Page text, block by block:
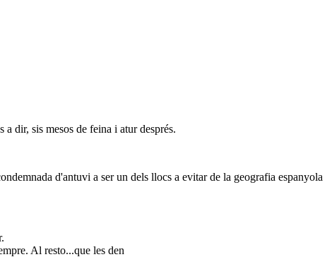
dir, sis mesos de feina i atur després.
d'antuvi a ser un dels llocs a evitar de la geografia espanyola
Al resto...que les den